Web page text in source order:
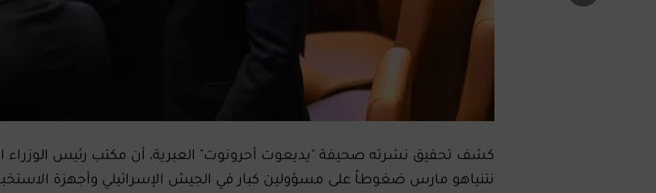
كشف تحقيق نشرته صحيفة "يديعوت أحرونوت" العبرية، أن مكتب رئيس الوزراء
نتنياهو مارس ضغوطاً على مسؤولين كبار في الجيش الإسرائيلي وأجهزة